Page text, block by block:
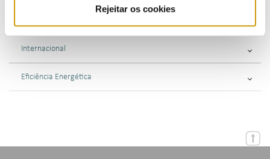
Rejeitar os cookies
Internacional
Eficiência Energética